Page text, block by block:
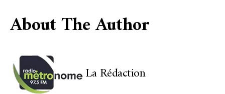
About The Author
La Rédaction